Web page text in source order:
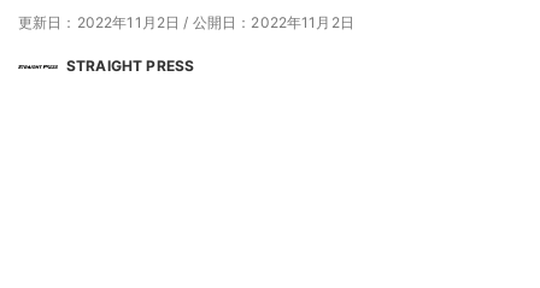
更新日：2022年11月2日 / 公開日：2022年11月2日
STRAIGHT PRESS